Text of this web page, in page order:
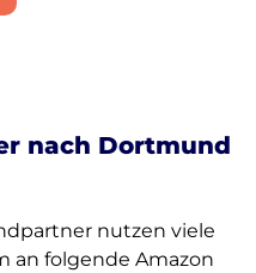
nach Dortmund
nutzen viele
an folgende Amazon